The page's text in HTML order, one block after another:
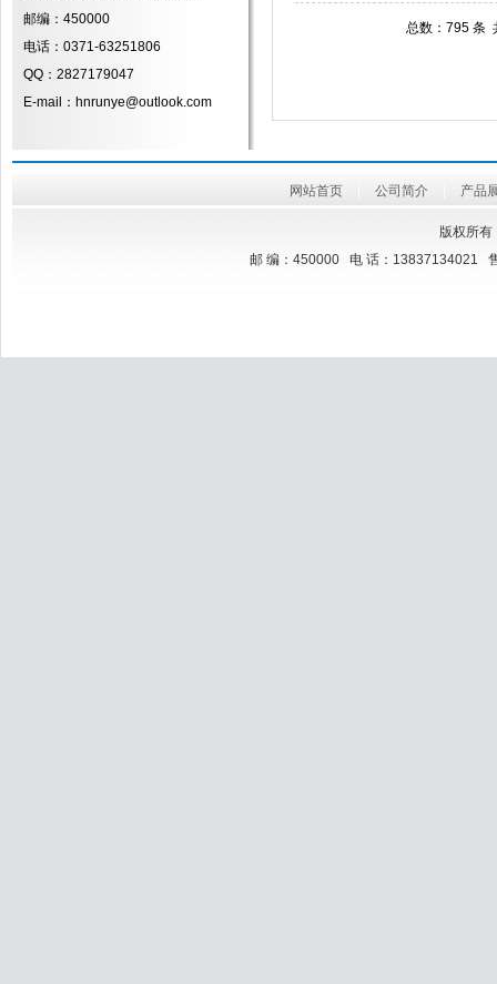
邮编：450000
电话：0371-63251806
QQ：2827179047
E-mail：hnrunye@outlook.com
总数：795
网站首页 公司简介 产品
版权所
邮 编：450000 电 话：13837134021